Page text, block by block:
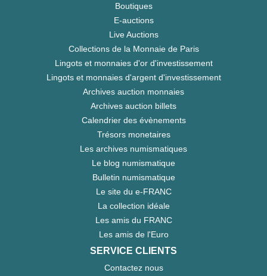
Boutiques
E-auctions
Live Auctions
Collections de la Monnaie de Paris
Lingots et monnaies d'or d'investissement
Lingots et monnaies d'argent d'investissement
Archives auction monnaies
Archives auction billets
Calendrier des évènements
Trésors monetaires
Les archives numismatiques
Le blog numismatique
Bulletin numismatique
Le site du e-FRANC
La collection idéale
Les amis du FRANC
Les amis de l'Euro
SERVICE CLIENTS
Contactez nous